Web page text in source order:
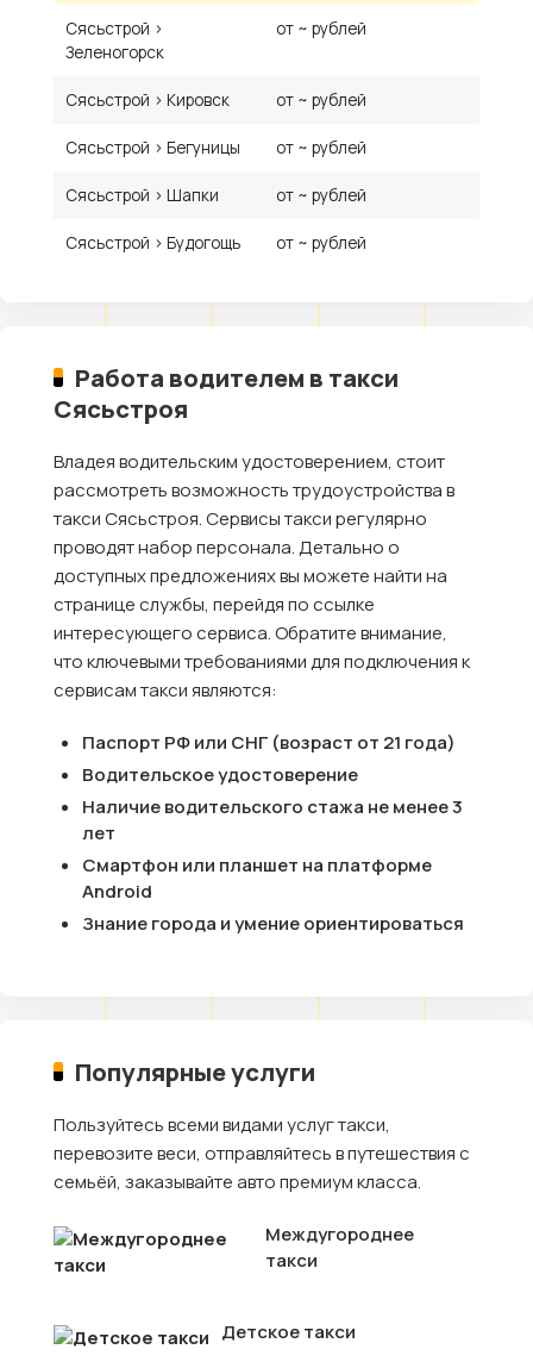
Сясьстрой ›
Зеленогорск
от ~ рублей
Сясьстрой › Кировск от ~ рублей
Сясьстрой › Бегуницы от ~ рублей
Сясьстрой › Шапки от ~ рублей
Сясьстрой › Будогощь от ~ рублей
Работа водителем в такси
Сясьстроя
Владея водительским удостоверением, стоит
рассмотреть возможность трудоустройства в
такси Сясьстроя. Сервисы такси регулярно
проводят набор персонала. Детально о
доступных предложениях вы можете найти на
странице службы, перейдя по ссылке
интересующего сервиса. Обратите внимание,
что ключевыми требованиями для подключения к
сервисам такси являются:
Паспорт РФ или СНГ (возраст от 21 года)
Водительское удостоверение
Наличие водительского стажа не менее 3
лет
Смартфон или планшет на платформе
Android
Знание города и умение ориентироваться
Популярные услуги
Пользуйтесь всеми видами услуг такси,
перевозите веси, отправляйтесь в путешествия с
семьёй, заказывайте авто премиум класса.
Междугороднее
такси
Детское такси